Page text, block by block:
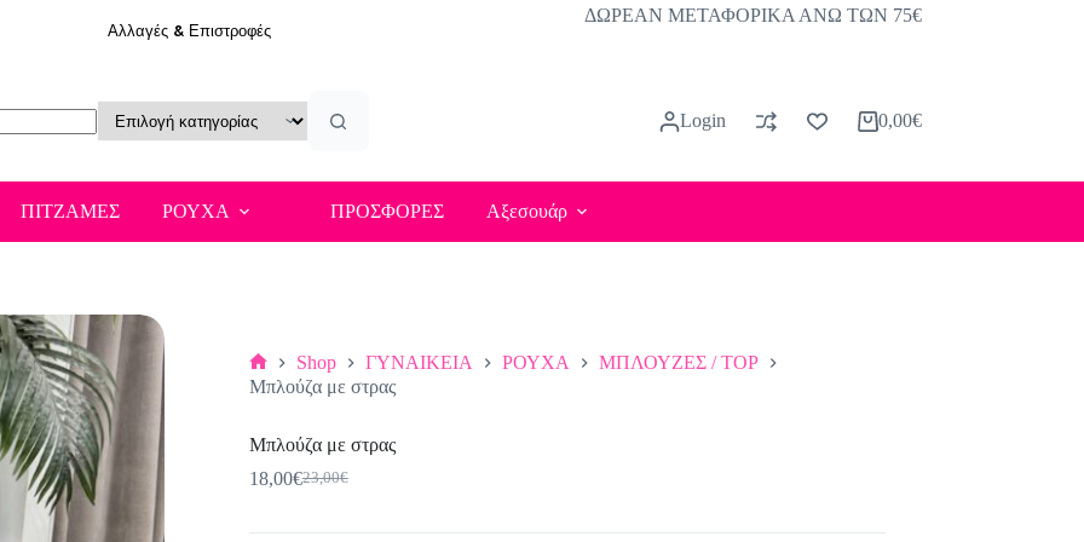
Αλλαγές & Επιστροφές
ΔΩΡΕΑΝ ΜΕΤΑΦΟΡΙΚΑ ΑΝΩ ΤΩΝ 75€
Login
Καλάθι
0,00€
ΠΙΤΖΑΜΕΣ ΡΟΥΧΑ ΠΡΟΣΦΟΡΕΣ Αξεσουάρ
Αρχική
Shop ΓΥΝΑΙΚΕΙΑ ΡΟΥΧΑ
ΜΠΛΟΥΖΕΣ / TOP
Μπλούζα με στρας
Μπλούζα με στρας
23,00€
Original
was:
18,00€Η
τιμή